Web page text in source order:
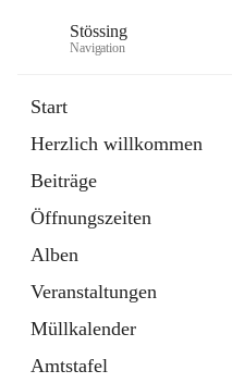
Stössing
Navigation
Start
Herzlich willkommen
Beiträge
Öffnungszeiten
Alben
Veranstaltungen
Müllkalender
Amtstafel
Datei
in
Tab
Kindergarten
öffnet
in
neuem
Tab